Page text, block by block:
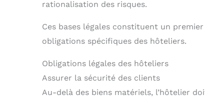
rationalisation des risques.
Ces bases légales constituent un
obligations spécifiques des hôteliers.
Obligations légales des hôteliers
Assurer la sécurité des clients
Au-delà des biens matériels, l’hôtelier